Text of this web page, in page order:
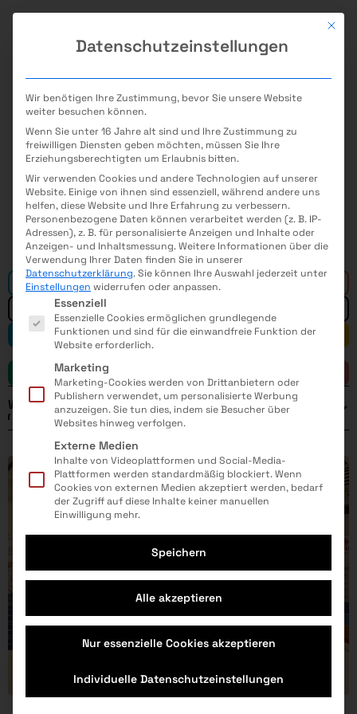
Cluster-News
Hier findest Du aktuelle Neuigkeiten aus dem
Cluster.
(Für Veranstalter: Sendet uns Eure News &
Pressemitteilungen gern zu
Mail)
Alle
Mathematik Informatik
Naturwissenschaft
Weitere Filter
ELEKTROMASCHINENBAU
MEDIZINTECHNIK
FERTIGUNGSTECHNIK
Jahr
Mit
Datenschutzeinstellungen
Wir benötigen Ihre Zustimmung, bevor Sie unsere Website
weiter besuchen können.
Wenn Sie unter 16 Jahre alt sind und Ihre Zustimmung zu
freiwilligen Diensten geben möchten, müssen Sie Ihre
Erziehungsberechtigten um Erlaubnis bitten.
Wir verwenden Cookies und andere Technologien auf unserer
Website. Einige von ihnen sind essenziell, während andere uns
helfen, diese Website und Ihre Erfahrung zu verbessern.
Personenbezogene Daten können verarbeitet werden (z. B. IP-
Adressen), z. B. für personalisierte Anzeigen und Inhalte oder
Anzeigen- und Inhaltsmessung.Weitere Informationen über die
Verwendung Ihrer Daten finden Sie in unserer
Datenschutzerklärung.Sie können Ihre Auswahl jederzeit unter
Einstellungen widerrufen oder anpassen.
Es folgt eine Liste der Service-Gruppen, für die eine
Essenziell
Essenzielle Cookies ermöglichen grundlegende
Funktionen und sind für die einwandfreie Funktion der
Website erforderlich.
Marketing
Marketing-Cookies werden von Drittanbietern oder
Publishern verwendet, um personalisierte Werbung
anzuzeigen. Sie tun dies, indem sie Besucher über
Websites hinweg verfolgen.
Externe Medien
Inhalte von Videoplattformen und Social-Media-
Plattformen werden standardmäßig blockiert. Wenn
Cookies von externen Medien akzeptiert werden, bedarf
der Zugriff auf diese Inhalte keiner manuellen
Einwilligung mehr.
Speichern
Alle akzeptieren
Nur essenzielle Cookies akzeptieren
Individuelle Datenschutzeinstellungen